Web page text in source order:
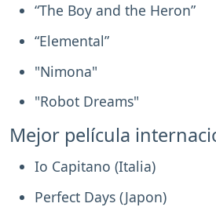
“The Boy and the Heron”
“Elemental”
"Nimona"
"Robot Dreams"
Mejor película
Io Capitano (Italia)
Perfect Days (Japon)